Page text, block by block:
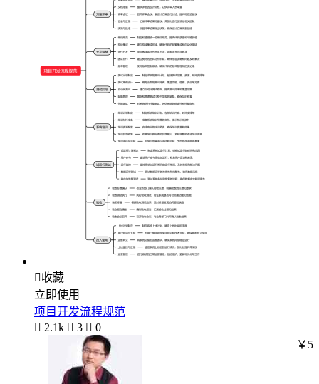
收藏
立即使用
项目开发流程规范
 2.1k  3  0
￥5